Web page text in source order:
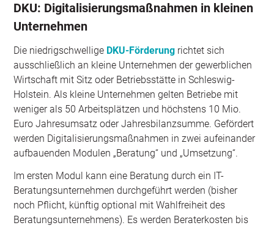
DKU: Digitalisierungsmaßnahmen in kleinen
Unternehmen
Die niedrigschwellige DKU-Förderung richtet sich
ausschließlich an kleine Unternehmen der gewerblichen
Wirtschaft mit Sitz oder Betriebsstätte in Schleswig-
Holstein. Als kleine Unternehmen gelten Betriebe mit
weniger als 50 Arbeitsplätzen und höchstens 10 Mio.
Euro Jahresumsatz oder Jahresbilanzsumme. Gefördert
werden Digitalisierungsmaßnahmen in zwei aufeinander
aufbauenden Modulen „Beratung“ und „Umsetzung“.
Im ersten Modul kann eine Beratung durch ein IT-
Beratungsunternehmen durchgeführt werden (bisher
noch Pflicht, künftig optional mit Wahlfreiheit des
Beratungsunternehmens). Es werden Beraterkosten bis